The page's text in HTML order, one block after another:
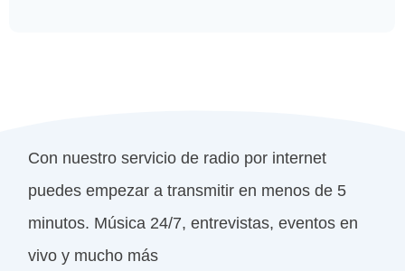
Con nuestro servicio de radio por internet
puedes empezar a transmitir en menos de 5
minutos. Música 24/7, entrevistas, eventos en
vivo y mucho más